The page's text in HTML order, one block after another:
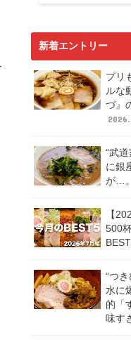
新着エントリー
プリ
ルな
づ』
“武
に銀
が…
【
500
“つ
水に
的「
味す